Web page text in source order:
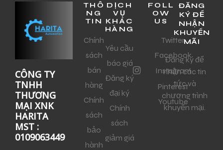
CÔNG TY
TNHH
THƯƠNG
MẠI XNK
HARITA
MST :
0109063449
THÔ
NG
TIN
Chính
sách
bán
hàng
Chính
sách
bảo
hành
DỊCH
VỤ
KHÁC
HÀNG
Yêu cầu
báo giá
Đăng ký
đại ký
Chính
sách
giảm giá
FOLL
OW
US
Twitter
Facebook
Instagram
Pinterest
Youtube
ĐĂNG
KÝ ĐỂ
NHẬN
KHUYẾN
MÃI
Đăng ký để
nhận các tin
tức và
chương trình
khuyến mại.